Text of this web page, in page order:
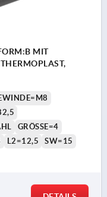
MIT
GRÖSSE=4
L2=12,5 SW=15